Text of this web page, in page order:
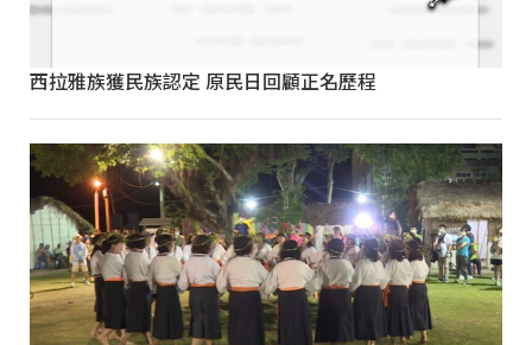
西拉雅族獲民族認定 原民日回顧正名歷程